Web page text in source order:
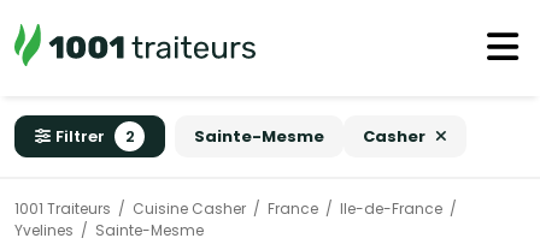
Filtrer 2 Sainte-Mesme Casher
1001 Traiteurs Cuisine Casher France
Ile-de-France
Yvelines
Sainte-Mesme